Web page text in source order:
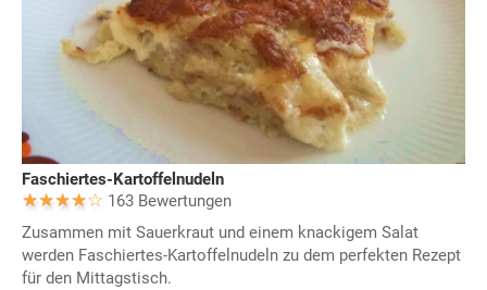
Faschiertes-Kartoffelnudeln
163 Bewertungen
Zusammen mit Sauerkraut und einem knackigem Salat
werden Faschiertes-Kartoffelnudeln zu dem perfekten Rezept
für den Mittagstisch.